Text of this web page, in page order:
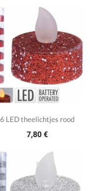
6 LED theelichtjes rood
7,80 €